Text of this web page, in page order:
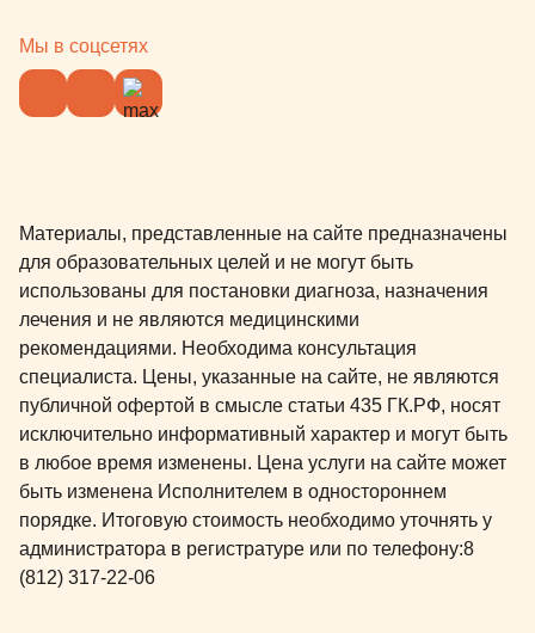
Мы в соцсетях
Материалы, представленные на сайте предназначены
для образовательных целей и не могут быть
использованы для постановки диагноза, назначения
лечения и не являются медицинскими
рекомендациями. Необходима консультация
специалиста. Цены, указанные на сайте, не являются
публичной офертой в смысле статьи 435 ГК.РФ, носят
исключительно информативный характер и могут быть
в любое время изменены. Цена услуги на сайте может
быть изменена Исполнителем в одностороннем
порядке. Итоговую стоимость необходимо уточнять у
администратора в регистратуре или по телефону:8
(812) 317-22-06